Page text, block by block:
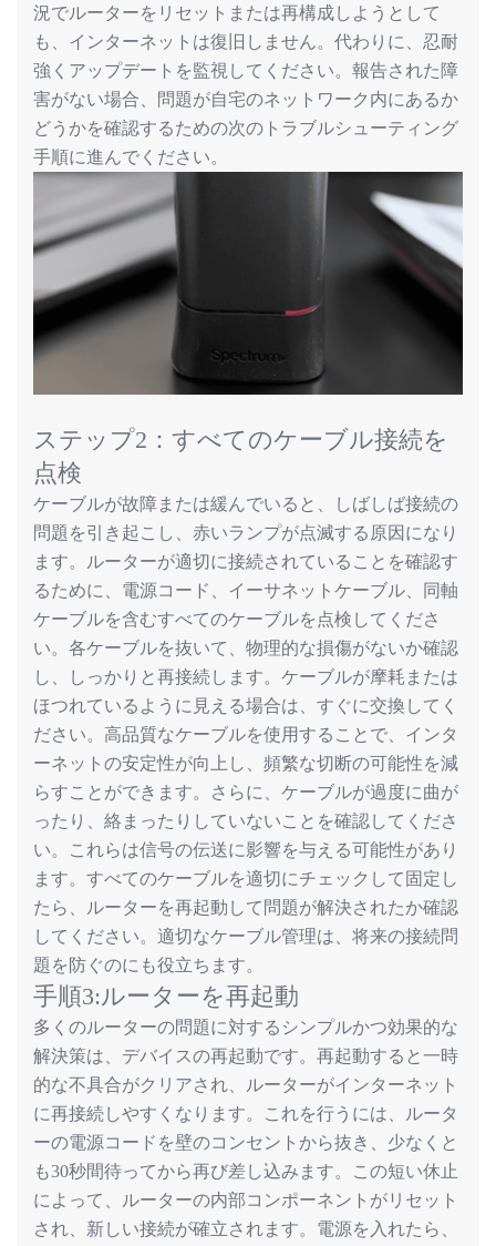
況でルーターをリセットまたは再構成しようとして
も、インターネットは復旧しません。代わりに、忍耐
強くアップデートを監視してください。報告された障
害がない場合、問題が自宅のネットワーク内にあるか
どうかを確認するための次のトラブルシューティング
手順に進んでください。
ステップ2 ： すべてのケーブル接続を
点検
ケーブルが故障または緩んでいると、しばしば接続の
問題を引き起こし、赤いランプが点滅する原因になり
ます。ルーターが適切に接続されていることを確認す
るために、電源コード、イーサネットケーブル、同軸
ケーブルを含むすべてのケーブルを点検してくださ
い。各ケーブルを抜いて、物理的な損傷がないか確認
し、しっかりと再接続します。ケーブルが摩耗または
ほつれているように見える場合は、すぐに交換してく
ださい。高品質なケーブルを使用することで、インタ
ーネットの安定性が向上し、頻繁な切断の可能性を減
らすことができます。さらに、ケーブルが過度に曲が
ったり、絡まったりしていないことを確認してくださ
い。これらは信号の伝送に影響を与える可能性があり
ます。すべてのケーブルを適切にチェックして固定し
たら、ルーターを再起動して問題が解決されたか確認
してください。適切なケーブル管理は、将来の接続問
題を防ぐのにも役立ちます。
手順3:ルーターを再起動
多くのルーターの問題に対するシンプルかつ効果的な
解決策は、デバイスの再起動です。再起動すると一時
的な不具合がクリアされ、ルーターがインターネット
に再接続しやすくなります。これを行うには、ルータ
ーの電源コードを壁のコンセントから抜き、少なくと
も30秒間待ってから再び差し込みます。この短い休止
によって、ルーターの内部コンポーネントがリセット
され、新しい接続が確立されます。電源を入れたら、